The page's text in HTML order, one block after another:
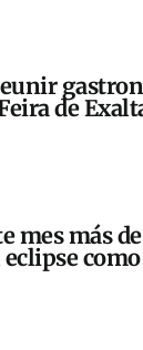
de
mes más